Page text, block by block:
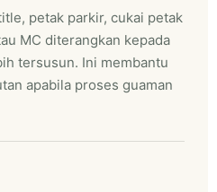
petak parkir, cukai petak
MC diterangkan kepada
tersusun. Ini membantu
apabila proses guaman